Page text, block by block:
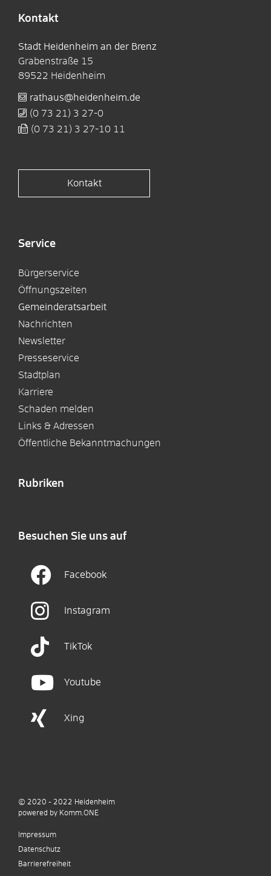
Kontakt
Stadt Heidenheim an der Brenz
Grabenstraße 15
89522 Heidenheim
rathaus@heidenheim.de
(0 73 21) 3 27-0
(0 73 21) 3 27-10 11
Kontakt
Service
Bürgerservice
Öffnungszeiten
Gemeinderatsarbeit
Nachrichten
Newsletter
Presseservice
Stadtplan
Karriere
Schaden melden
Links & Adressen
Öffentliche Bekanntmachungen
Rubriken
Besuchen Sie uns auf
Facebook
Instagram
TikTok
Youtube
Xing
© 2020 - 2022 Heidenheim
powered by Komm.ONE
Impressum
Datenschutz
Barrierefreiheit